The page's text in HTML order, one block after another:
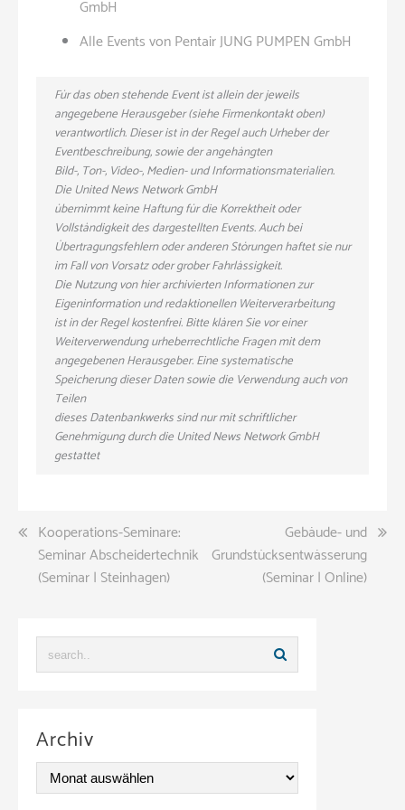
GmbH
Alle Events von Pentair JUNG PUMPEN GmbH
Für das oben stehende Event ist allein der jeweils
angegebene Herausgeber (siehe Firmenkontakt oben)
verantwortlich. Dieser ist in der Regel auch Urheber der
Eventbeschreibung, sowie der angehängten
Bild-, Ton-, Video-, Medien- und Informationsmaterialien.
Die United News Network GmbH
übernimmt keine Haftung für die Korrektheit oder
Vollständigkeit des dargestellten Events. Auch bei
Übertragungsfehlern oder anderen Störungen haftet sie nur
im Fall von Vorsatz oder grober Fahrlässigkeit.
Die Nutzung von hier archivierten Informationen zur
Eigeninformation und redaktionellen Weiterverarbeitung
ist in der Regel kostenfrei. Bitte klären Sie vor einer
Weiterverwendung urheberrechtliche Fragen mit dem
angegebenen Herausgeber. Eine systematische
Speicherung dieser Daten sowie die Verwendung auch von
Teilen
dieses Datenbankwerks sind nur mit schriftlicher
Genehmigung durch die United News Network GmbH
gestattet
Beitragsnavigation
Kooperations-Seminare:
Seminar Abscheidertechnik
(Seminar | Steinhagen)
Gebäude- und
Grundstücksentwässerung
(Seminar | Online)
Archiv